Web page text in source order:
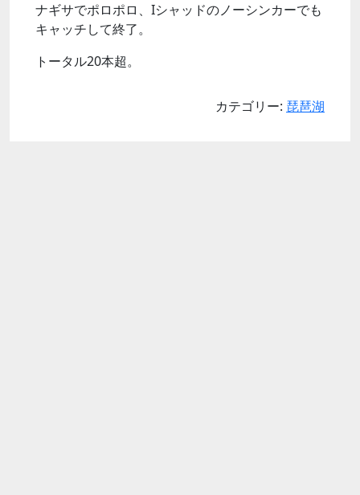
ナギサでポロポロ、Iシャッドのノーシンカーでも
キャッチして終了。
トータル20本超。
カテゴリー: 琵琶湖